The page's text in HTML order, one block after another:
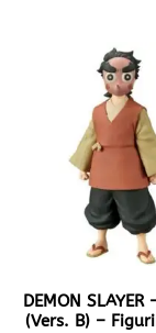
DEMON
(vers. B) –